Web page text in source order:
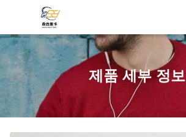
제품 세부 정보